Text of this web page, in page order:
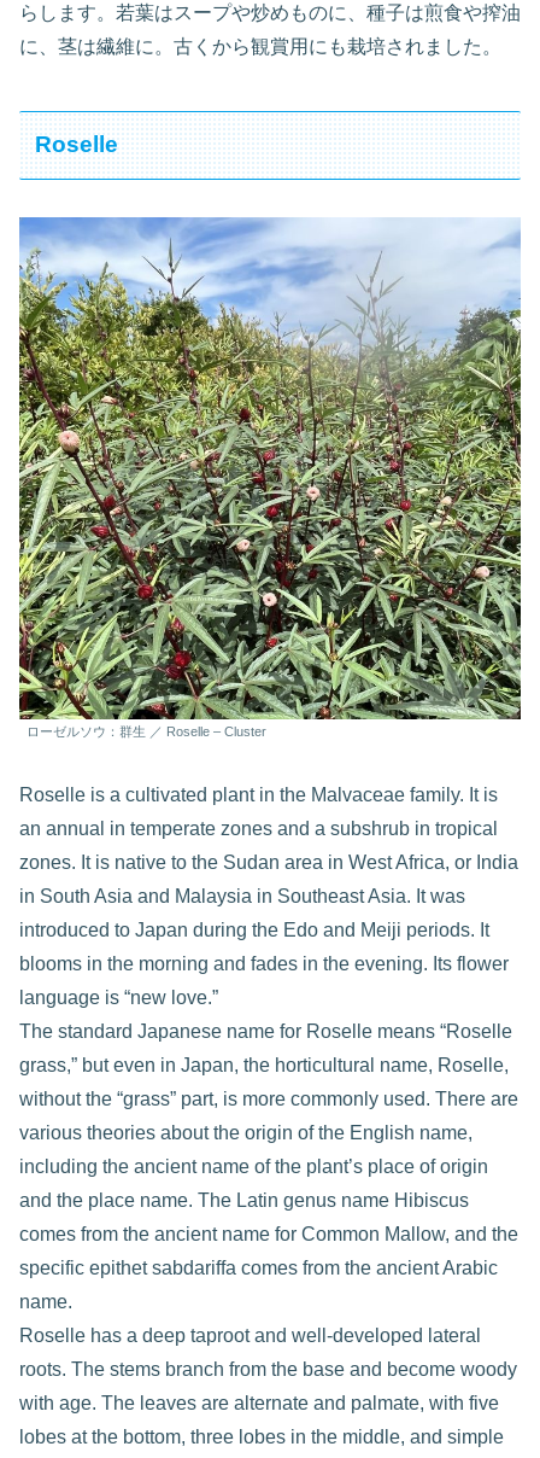
らします。若葉はスープや炒めものに、種子は煎食や搾油
に、茎は繊維に。古くから観賞用にも栽培されました。
Roselle
ローゼルソウ：群生 ／ Roselle – Cluster
Roselle is a cultivated plant in the Malvaceae family. It is
an annual in temperate zones and a subshrub in tropical
zones. It is native to the Sudan area in West Africa, or India
in South Asia and Malaysia in Southeast Asia. It was
introduced to Japan during the Edo and Meiji periods. It
blooms in the morning and fades in the evening. Its flower
language is “new love.”
The standard Japanese name for Roselle means “Roselle
grass,” but even in Japan, the horticultural name, Roselle,
without the “grass” part, is more commonly used. There are
various theories about the origin of the English name,
including the ancient name of the plant’s place of origin
and the place name. The Latin genus name Hibiscus
comes from the ancient name for Common Mallow, and the
specific epithet sabdariffa comes from the ancient Arabic
name.
Roselle has a deep taproot and well-developed lateral
roots. The stems branch from the base and become woody
with age. The leaves are alternate and palmate, with five
lobes at the bottom, three lobes in the middle, and simple